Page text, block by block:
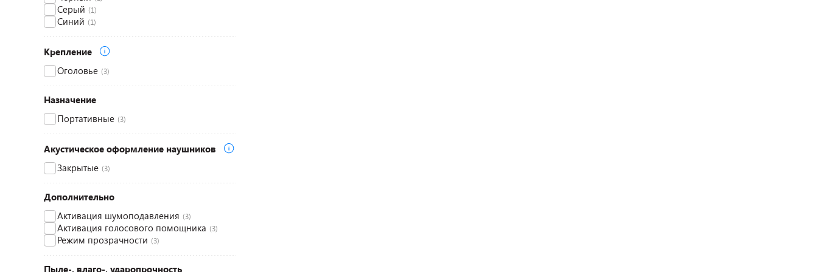
Серый (1)
Синий (1)
Крепление
Оголовье (3)
Назначение
Портативные (3)
Акустическое оформление наушников
Закрытые (3)
Дополнительно
Активация шумоподавления (3)
Активация голосового помощника (3)
Режим прозрачности (3)
Пыле-, влаго-, ударопрочность